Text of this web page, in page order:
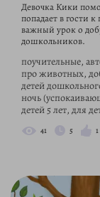
Девочка Кики
попадает в гости
важный урок о
дошкольников.
поучительные,
про животных,
детей
ночь
детей 5 лет, для
41 5 1